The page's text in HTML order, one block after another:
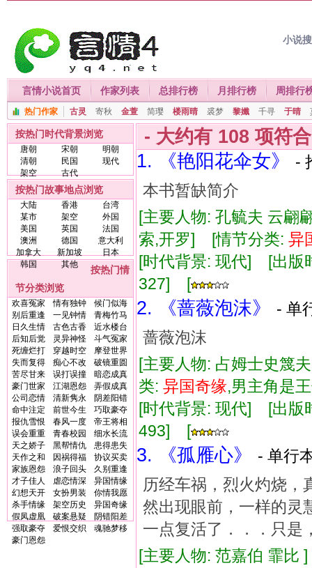
小说
言情小说首页 作家列表 总排行榜 月排行榜 周排行
热门作家 古灵 寄秋 金萱 简璎 楼雨晴 裘梦 黎孅 千寻 于晴
按热门时代背景浏览
唐朝 宋朝
明朝
清朝
民国
现代
架空
古代
按热门故事地点浏览
大陆 香港
台湾
某市
架空
外国
美国
英国
法国
澳洲
德国
意大利
加拿大
新加坡
日本
韩国
其他
按热门情
节分类浏览
欢喜冤家 情有独钟
候门似海
别后重逢
一见钟情
青梅竹马
日久生情
古色古香
近水楼台
后知后觉
灵异神怪
斗气冤家
死缠烂打
穿越时空
摩登世界
失而复得
痴心不改
破镜重圆
苦尽甘来
误打误撞
暗恋成真
豪门世家
江湖恩怨
弄假成真
公司恋情
清新隽永
阴差阳错
命中注定
前世今生
巧取豪夺
报仇雪恨
春风一度
帝王将相
误会重重
青春校园
细水长流
天之娇子
黑帮情仇
患得患失
天作之和
因祸得福
协议买卖
家族恩怨
浪子回头
久别重逢
才子佳人
虐恋情深
异国情缘
幻想天开
女扮男装
你情我愿
杀手情缘
架空历史
异国奇缘
假凤虚凰
破案悬疑
阴错阳差
强取豪夺
爱恨交织
魂驰梦移
豪门恩怨
- 大约有 108 项符
1. 《艳阳花伞女》
-
本书暂缺简介
[主要人物: 孔毓夫 云翩
索,开罗] [情节分类: 异
[时代背景: 现代] [出
327] [
2. 《蔷薇泡沫》
- 单
蔷薇泡沫
[主要人物: 占姆士史篾
类: 异国奇缘,男主角是
[时代背景: 现代] [出
493] [
3. 《孤雁心》
- 单行
历经车祸，烈火灼烧，
然出现眼前，一样的灵
一点复活了．．．只是
[主要人物: 范嘉伯 霏